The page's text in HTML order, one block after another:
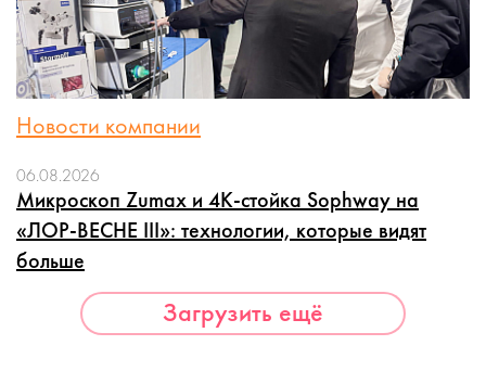
Новости компании
06.08.2026
Микроскоп Zumax и 4K-стойка Sophway на
«ЛОР-ВЕСНЕ III»: технологии, которые видят
больше
Загрузить ещё